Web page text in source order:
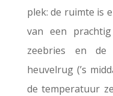
plek: de ruimte is
van een
zeebries en
heuvelrug (’s
de temperatuur